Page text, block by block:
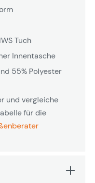
Tuch
Innentasche
55% Polyester
und vergleiche
für die